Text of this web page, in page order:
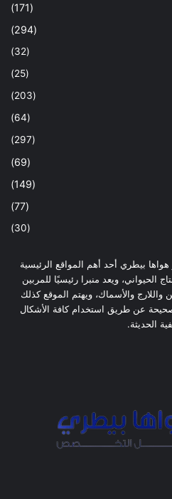
(171)
(294)
(32)
(25)
(203)
(64)
(297)
(69)
(149)
(77)
(30)
بيطري أحد أهم المواقع الرئيسية
الحيواني، ويعد منبرا رئيسيًا للمربين
واللارج والأسماك، ويهتم الموقع كذلك
عن طريق استخدام كافة الأشكال
الحديثة.